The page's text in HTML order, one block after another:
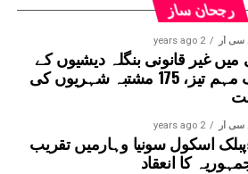
رجحان ساز
سی آر 2 years ago
غیر قانونی بنگلہ دیشیوں کے
خلاف مہم تیز، 175 مشتبہ شہریوں کی
سی آر 2 years ago
اسکول سونیا وہارمیں تقریب
کا انعقاد